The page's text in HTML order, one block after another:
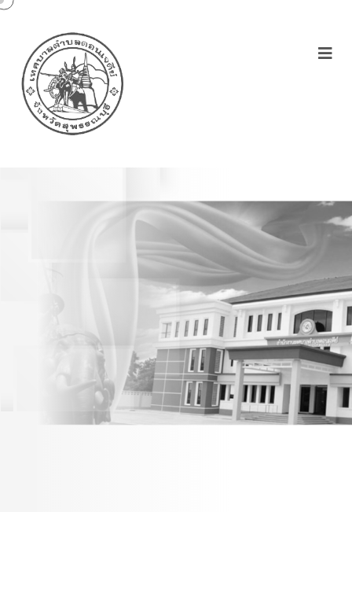
ประกาศเทศบาลตำบล
ดอนเจดีย์เรื่องนโยบาย
บริหารความเสี่ยง เทศบาล
ตบลดอนเจดีย์ 4/11/63